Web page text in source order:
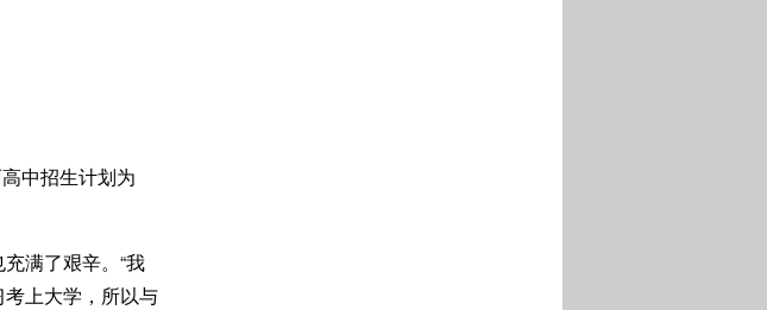
中招生计划为
满了艰辛。“我
上大学，所以与